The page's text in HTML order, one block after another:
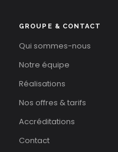
GROUPE & CONTACT
Qui sommes-nous
Notre équipe
Réalisations
Nos offres & tarifs
Accréditations
Contact